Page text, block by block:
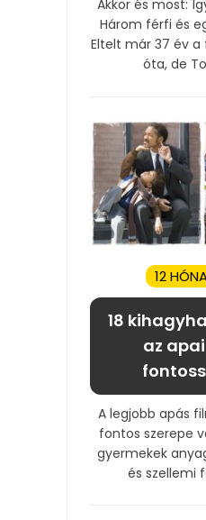
Akkor és most:
Három férfi és
Eltelt már 37 év
óta, de
12
18
az
A legjobb apás
fontos szerepe
gyermekek
és szellemi